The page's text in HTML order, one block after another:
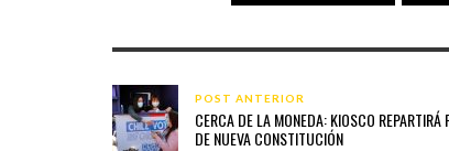
POST ANTERIOR
CERCA DE LA MONEDA: KIOSCO REPARTIRÁ
DE NUEVA CONSTITUCIÓN